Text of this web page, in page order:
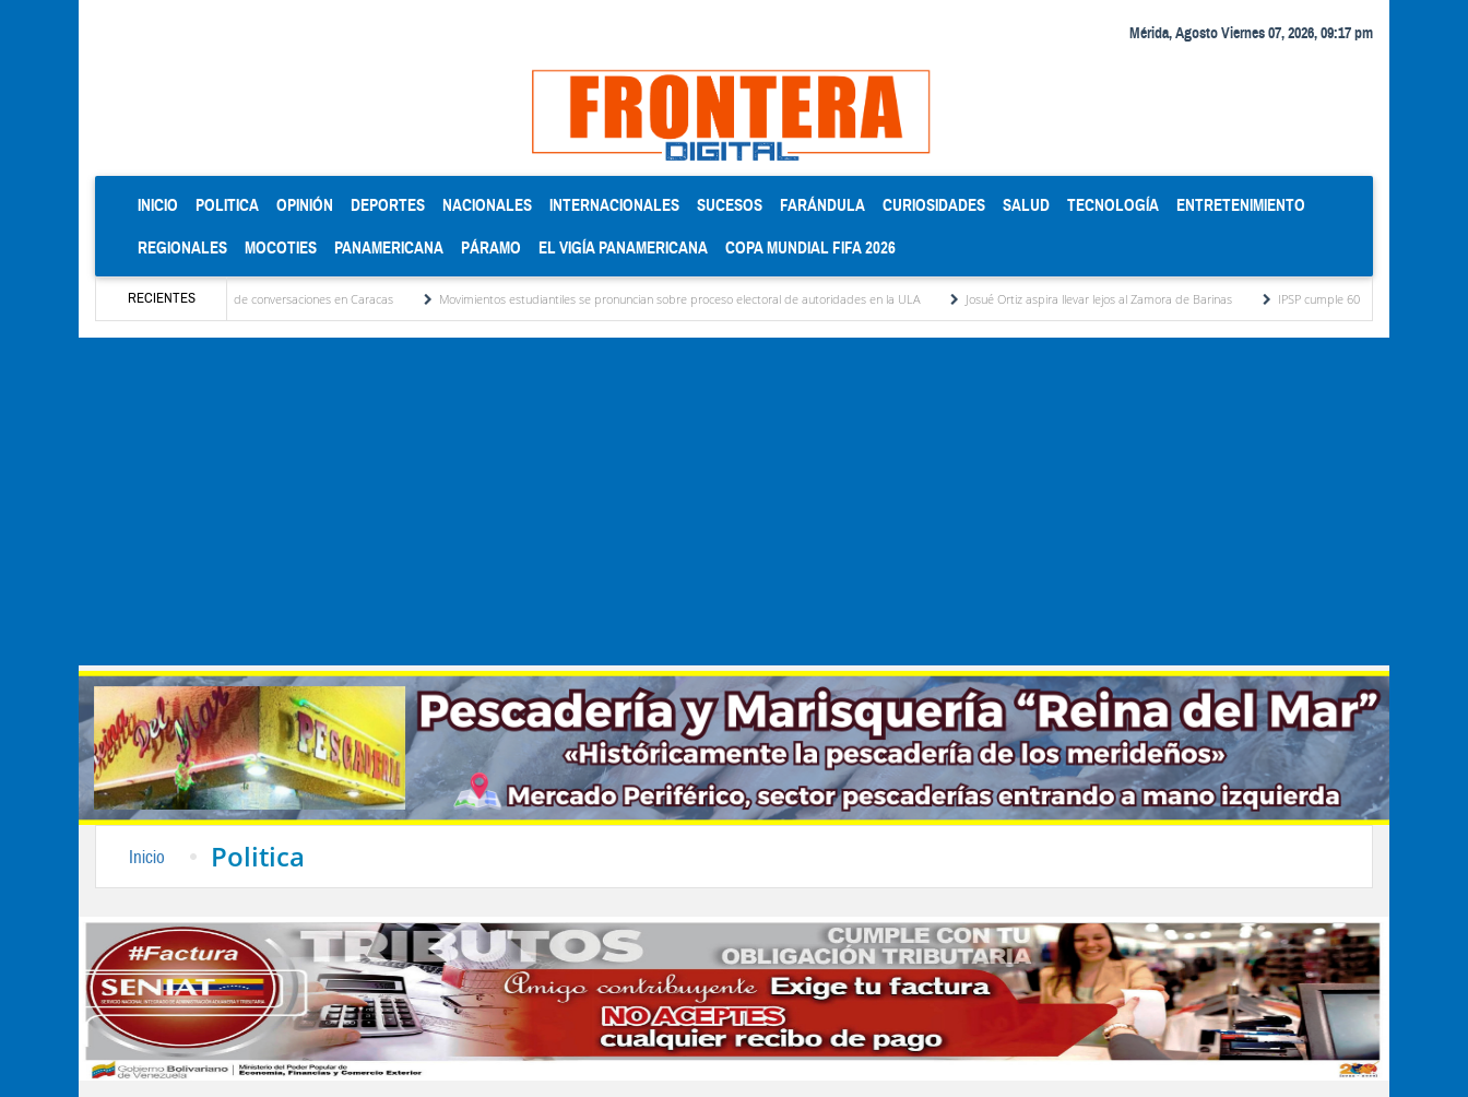
Mérida, Agosto Viernes 07, 2026, 09:17 pm
INICIO (CURRENT)
POLITICA OPINIÓN DEPORTES NACIONALES INTERNACIONALES SUCESOS FARÁNDULA CURIOSIDADES SALUD TECNOLOGÍA ENTRETENIMIENTO
REGIONALES MOCOTIES PANAMERICANA PÁRAMO EL VIGÍA PANAMERICANA COPA MUNDIAL FIFA 2026
RECIENTES
iniciaron nueva jornada de conversaciones en Caracas Movimientos estudiantiles se pronuncian sobre proceso electoral de autoridades en la ULA Josué Ortiz aspira llevar lejos al Zamora de Barinas IPSP cumple 60 años al servicio del periodista
Inicio Politica